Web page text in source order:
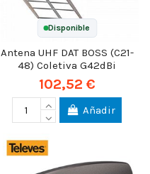
Disponible
Antena UHF DAT BOSS (C21-
48) Coletiva G42dBi
102,52 €
Añadir